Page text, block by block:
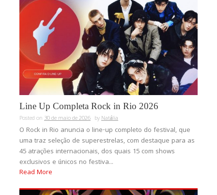
Line Up Completa Rock in Rio 2026
Posted on 30 de maio de 2026 byNatália
O Rock in Rio anuncia o line-up completo do festival, que
uma traz seleção de superestrelas, com destaque para as
45 atrações internacionais, dos quais 15 com shows
exclusivos e únicos no festiva...
Read More